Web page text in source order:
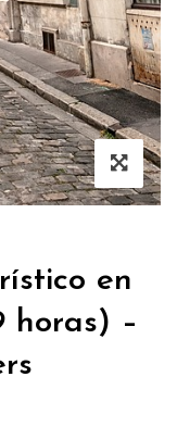
en
horas) –